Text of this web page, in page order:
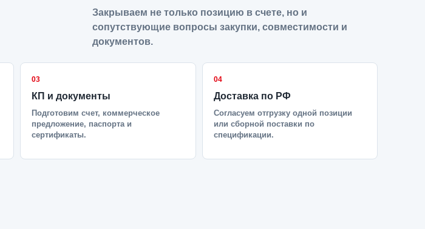
Закрываем не только позицию в счете, но и
сопутствующие вопросы закупки, совместимости и
документов.
03
КП и документы
Подготовим счет, коммерческое
предложение, паспорта и
сертификаты.
04
Доставка по РФ
Согласуем отгрузку одной позиции
или сборной поставки по
спецификации.